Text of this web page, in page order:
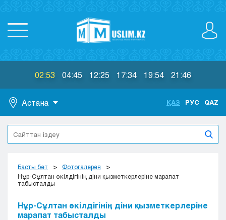
02:53 04:45 12:25 17:34 19:54 21:46
Астана
Астана
Алматы
Атырау
Жезказган
Кокшетау
ҚАЗ РУС QAZ
Басты бет
Фотогалерея
Нұр-Сұлтан өкілдігінің діни қызметкерлеріне марапат
табысталды
Нұр-Сұлтан өкілдігінің діни қызметкерлеріне
марапат табысталды